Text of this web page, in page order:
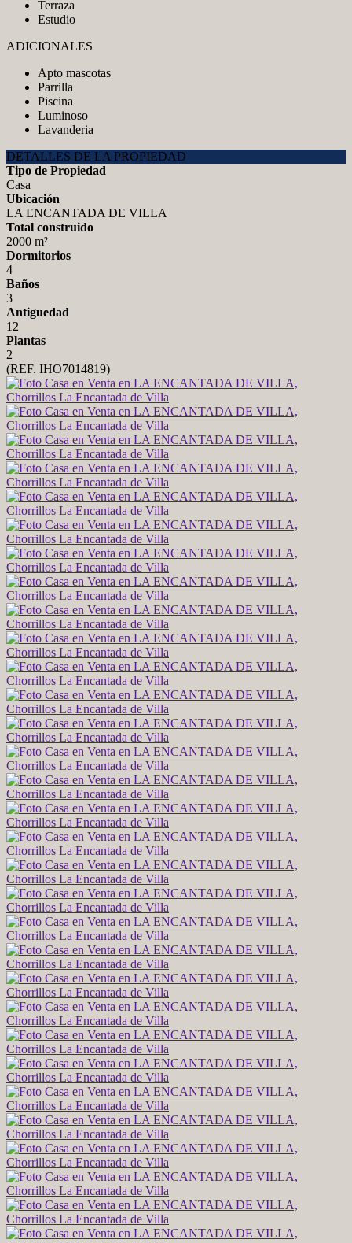
Terraza
Estudio
ADICIONALES
Apto mascotas
Parrilla
Piscina
Luminoso
Lavanderia
DETALLES DE LA PROPIEDAD
Tipo de Propiedad
Casa
Ubicación
LA ENCANTADA DE VILLA
Total construido
2000 m²
Dormitorios
4
Baños
3
Antiguedad
12
Plantas
2
(REF. IHO7014819)